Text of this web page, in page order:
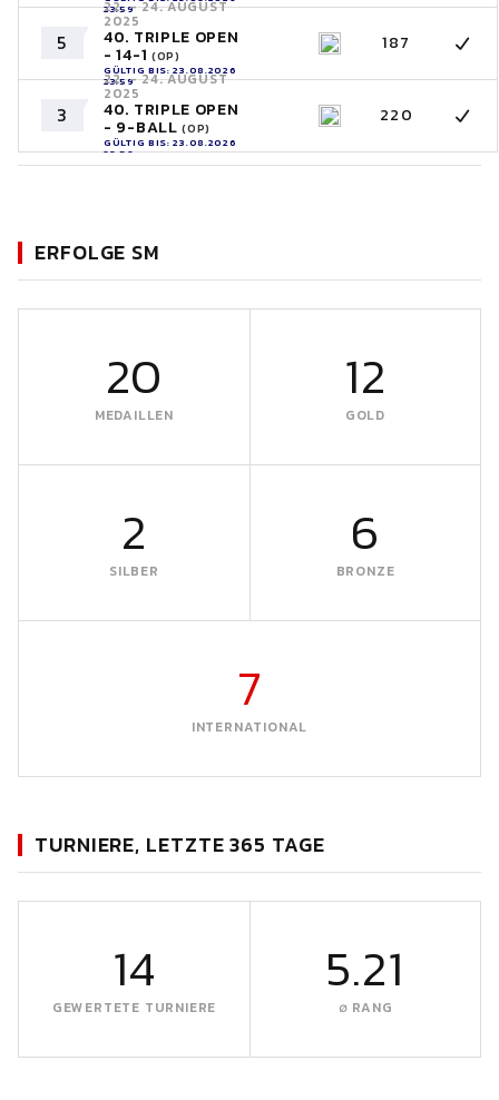
23:59
5
22. - 24. AUGUST
2025
40. TRIPLE OPEN
- 14-1 (OP)
GÜLTIG BIS: 23.08.2026
23:59
187
3
22. - 24. AUGUST
2025
40. TRIPLE OPEN
- 9-BALL(OP)
GÜLTIG BIS: 23.08.2026
23:59
220
ERFOLGE SM
20
MEDAILLEN
12
GOLD
2
SILBER
6
BRONZE
7
INTERNATIONAL
TURNIERE, LETZTE 365 TAGE
14
GEWERTETE TURNIERE
5.21
∅ RANG